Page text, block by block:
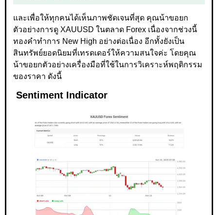
และเพื่อให้ทุกคนได้เห็นภาพชัดเจนที่สุด คุณน้าขอยก
ตัวอย่างการดู XAUUSD ในตลาด Forex เนื่องจากช่วงนี้
ทองคำทำการ New High อย่างต่อเนื่อง อีกทั้งยังเป็น
สินทรัพย์ยอดนิยมที่เทรดเดอร์ให้ความสนใจค่ะ โดยคุณ
น้าขอยกตัวอย่างเครื่องมือที่ใช้ในการวิเคราะห์พฤติกรรม
ของราคา ดังนี้
Sentiment Indicator